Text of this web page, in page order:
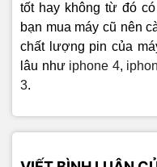
tốt hay không từ đó
bạn mua máy cũ nên
chất lượng pin của
lâu như iphone 4,
3.